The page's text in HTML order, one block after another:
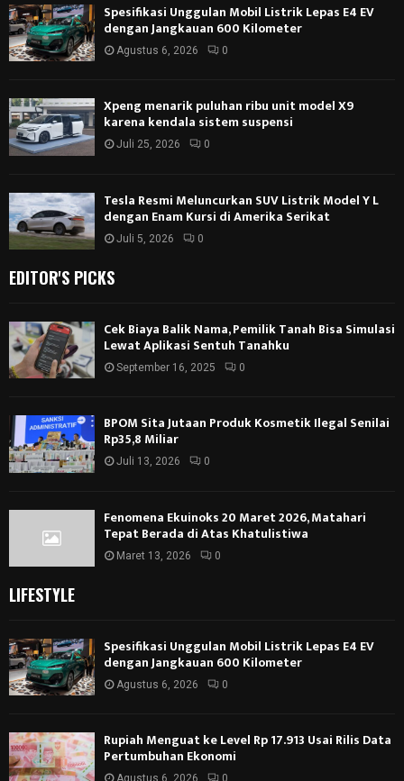
Spesifikasi Unggulan Mobil Listrik Lepas E4 EV
dengan Jangkauan 600 Kilometer
Agustus 6, 2026 0
Xpeng menarik puluhan ribu unit model X9
karena kendala sistem suspensi
Juli 25, 2026 0
Tesla Resmi Meluncurkan SUV Listrik Model Y L
dengan Enam Kursi di Amerika Serikat
Juli 5, 2026 0
EDITOR'S PICKS
Cek Biaya Balik Nama, Pemilik Tanah Bisa Simulasi
Lewat Aplikasi Sentuh Tanahku
September 16, 2025 0
BPOM Sita Jutaan Produk Kosmetik Ilegal Senilai
Rp35,8 Miliar
Juli 13, 2026 0
Fenomena Ekuinoks 20 Maret 2026, Matahari
Tepat Berada di Atas Khatulistiwa
Maret 13, 2026 0
LIFESTYLE
Spesifikasi Unggulan Mobil Listrik Lepas E4 EV
dengan Jangkauan 600 Kilometer
Agustus 6, 2026 0
Rupiah Menguat ke Level Rp 17.913 Usai Rilis Data
Pertumbuhan Ekonomi
Agustus 6, 2026 0